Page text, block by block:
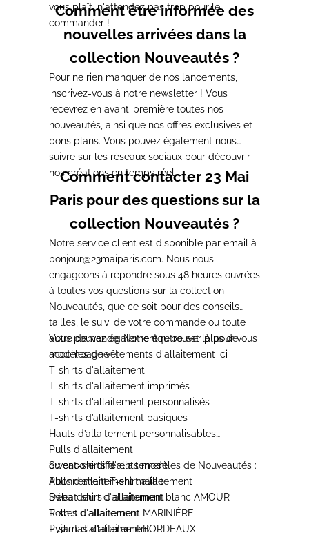
vous plaît, n'attendez pas trop pour le
commander !
Comment être informée des
nouvelles arrivées dans la
collection Nouveautés ?
Pour ne rien manquer de nos lancements,
inscrivez-vous à notre newsletter ! Vous
recevrez en avant-première toutes nos
nouveautés, ainsi que nos offres exclusives et
bons plans. Vous pouvez également nous
suivre sur les réseaux sociaux pour découvrir
nos créations en temps réel.
Comment contacter 23 Mai
Paris pour des questions sur la
collection Nouveautés ?
Notre service client est disponible par email à
bonjour@23maiparis.com. Nous nous
engageons à répondre sous 48 heures ouvrées
à toutes vos questions sur la collection
Nouveautés, que ce soit pour des conseils
tailles, le suivi de votre commande ou toute
autre demande. Notre équipe est là pour vous
accompagner !
Vous pouvez également retrouver plus de
modèles de vêtements d'allaitement ici
T-shirts d'allaitement
T-shirts d'allaitement imprimés
T-shirts d'allaitement personnalisés
T-shirts d’allaitement basiques
Hauts d’allaitement personnalisables
Pulls d'allaitement
Sweat-shirts d'allaitement
Pulls d'allaitement maille
Débardeurs d'allaitement
Robes d'allaitement
Pyjamas d'allaitement
ou encore différents modèles de Nouveautés :
Abonnement T-shirt allaitement
Sweat-shirt d'allaitement blanc AMOUR
T-shirt d'allaitement MARINIÈRE
T-shirt d'allaitement BORDEAUX